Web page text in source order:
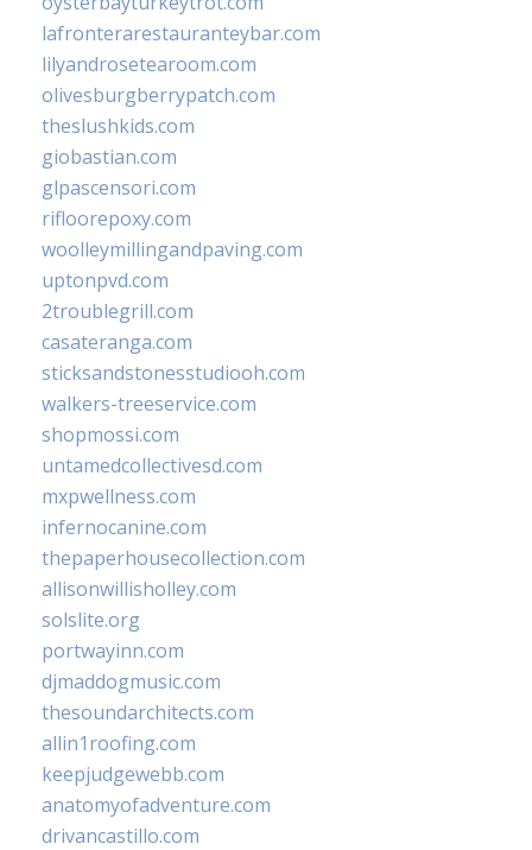
lafronterarestauranteybar.com
lilyandrosetearoom.com
olivesburgberrypatch.com
theslushkids.com
giobastian.com
glpascensori.com
rifloorepoxy.com
woolleymillingandpaving.com
uptonpvd.com
2troublegrill.com
casateranga.com
sticksandstonesstudiooh.com
walkers-treeservice.com
shopmossi.com
untamedcollectivesd.com
mxpwellness.com
infernocanine.com
thepaperhousecollection.com
allisonwillisholley.com
solslite.org
portwayinn.com
djmaddogmusic.com
thesoundarchitects.com
allin1roofing.com
keepjudgewebb.com
anatomyofadventure.com
drivancastillo.com